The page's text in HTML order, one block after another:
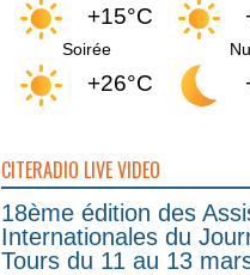
+15°C
Soirée
+26°C
CITERADIO LIVE VIDEO
18ème édition des
Internationales du
Tours du 11 au 13